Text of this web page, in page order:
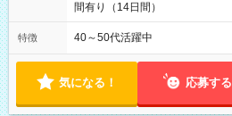
間有り（14日間）
特徴 40～50代活躍中
気になる！ 応募する